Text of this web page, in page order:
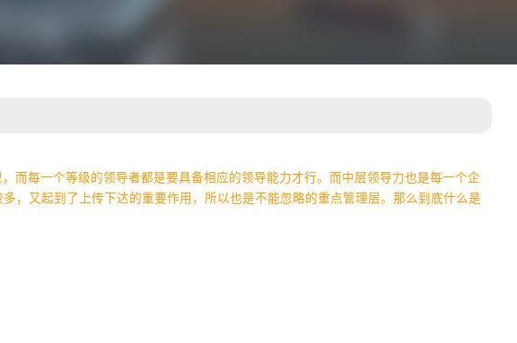
而每一个等级的领导者都是要具备相应的领导能力才行。而中层领导力也是每一个企
，又起到了上传下达的重要作用，所以也是不能忽略的重点管理层。那么到底什么是